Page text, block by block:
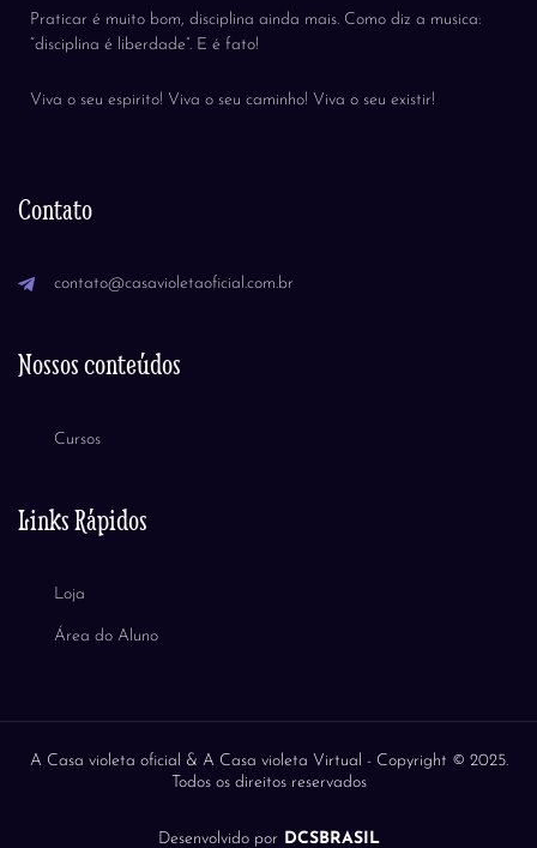
Praticar é muito bom, disciplina ainda mais. Como diz a musica:
“disciplina é liberdade”. E é fato!
Viva o seu espirito! Viva o seu caminho! Viva o seu existir!
Contato
contato@casavioletaoficial.com.br
Nossos conteúdos
Cursos
Links Rápidos
Loja
Área do Aluno
A Casa violeta oficial & A Casa violeta Virtual - Copyright © 2025.
Todos os direitos reservados
Desenvolvido porDCSBRASIL